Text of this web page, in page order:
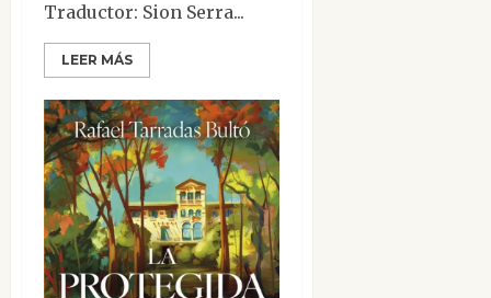
Traductor: Sion Serra...
LEER MÁS